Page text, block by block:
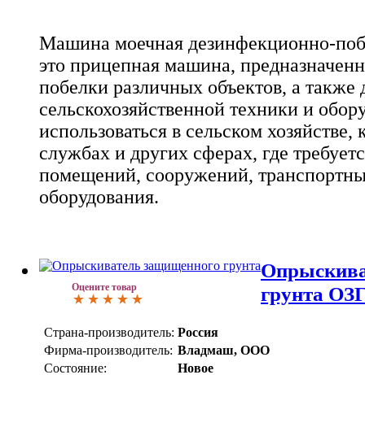
Машина моечная дезинфекционно-
это прицепная машина,
побелки различных объектов, а также
сельскохозяйственной техники и
использоваться в сельском
службах и других сферах, где
помещений, сооружений,
оборудования.
Оцените товар
грунта
Страна-производитель: Россия
Фирма-производитель: Владмаш, ООО
Состояние:
Новое